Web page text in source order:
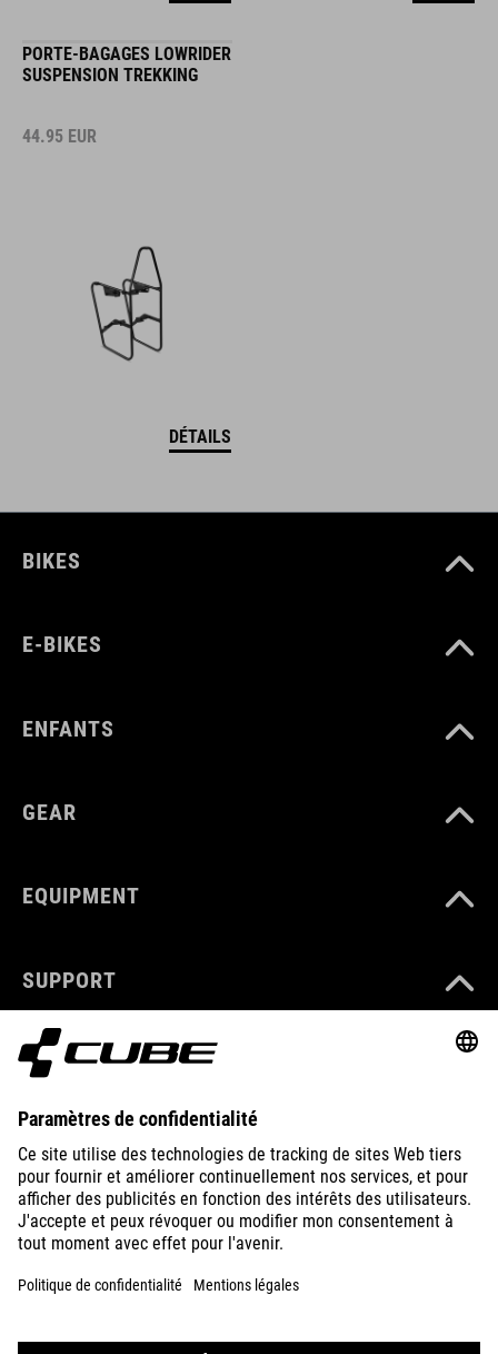
PORTE-BAGAGES LOWRIDER
SUSPENSION TREKKING
44.95 EUR
DÉTAILS
BIKES
E-BIKES
ENFANTS
GEAR
EQUIPMENT
SUPPORT
ABOUT US
EXPLORE